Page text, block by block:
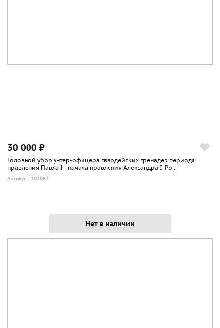
30 000 ₽
Головной убор унтер-офицера гвардейских гренадер периода
правления Павла I - начала правления Александра I. Ро...
Артикул: 107062
Нет в наличии